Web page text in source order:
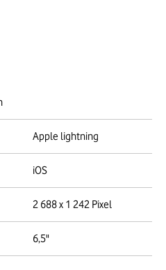
Apple lightning
iOS
2 688 x 1 242 Pixel
6,5"